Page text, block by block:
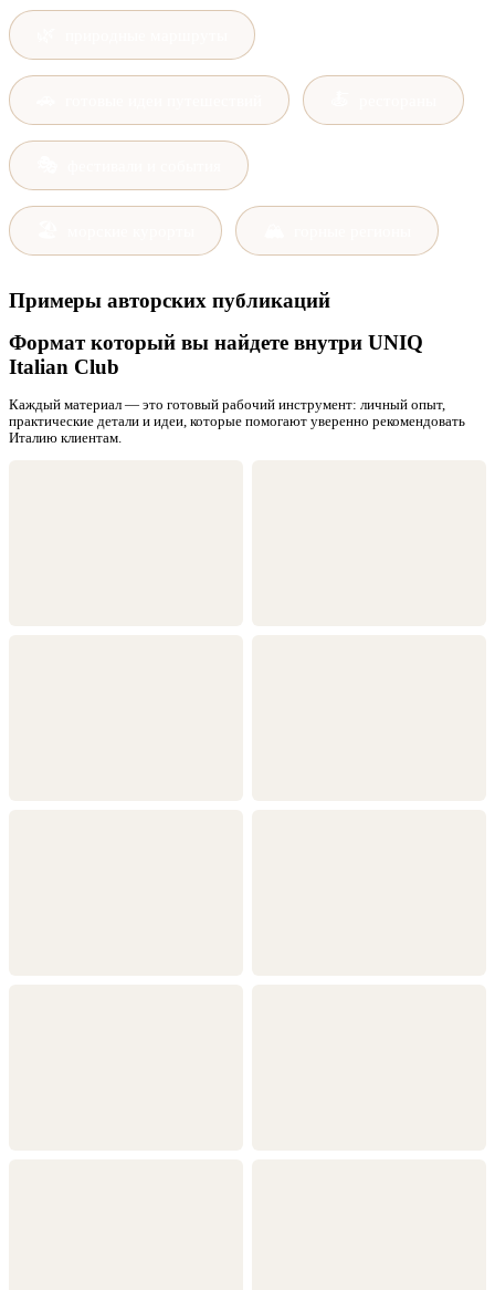
Примеры авторских публикаций
Формат который вы найдете внутри UNIQ
Italian Club
Каждый материал — это готовый рабочий инструмент: личный опыт,
практические детали и идеи, которые помогают уверенно рекомендовать
Италию клиентам.